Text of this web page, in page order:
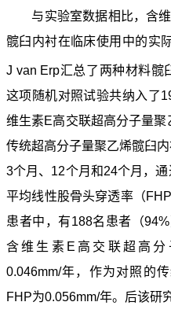
与实验室数据相比，含维
髋臼内衬在临床使用中的实
J van Erp汇总了两种材料髋
这项随机对照试验共纳入了
维生素E高交联超高分子量
传统超高分子量聚乙烯髋臼
3个月、12个月和24个月，
平均线性股骨头穿透率（
患者中，有188名患者（
含维生素E高交联超高
0.046mm/年，作为对照的
FHP为0.056mm/年。后该研